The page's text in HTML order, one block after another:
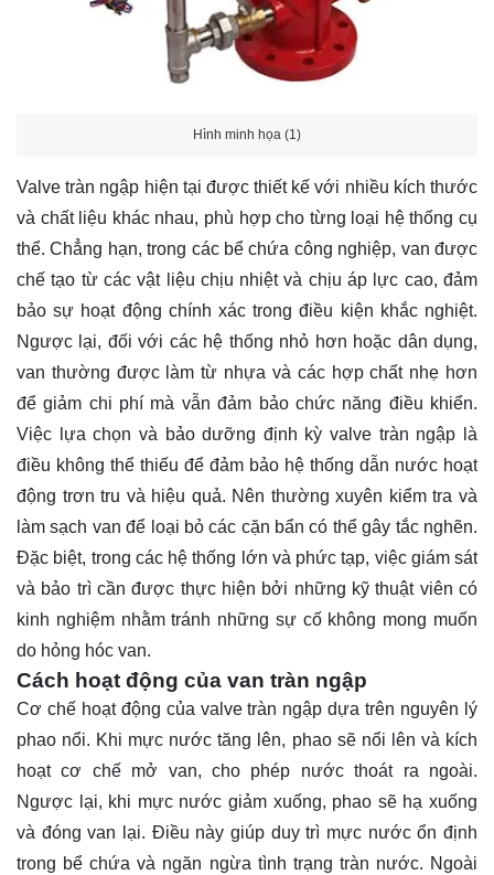
Hình minh họa (1)
Valve tràn ngập hiện tại được thiết kế với nhiều kích thước
và chất liệu khác nhau, phù hợp cho từng loại hệ thống cụ
thể. Chẳng hạn, trong các bể chứa công nghiệp, van được
chế tạo từ các vật liệu chịu nhiệt và chịu áp lực cao, đảm
bảo sự hoạt động chính xác trong điều kiện khắc nghiệt.
Ngược lại, đối với các hệ thống nhỏ hơn hoặc dân dụng,
van thường được làm từ nhựa và các hợp chất nhẹ hơn
để giảm chi phí mà vẫn đảm bảo chức năng điều khiển.
Việc lựa chọn và bảo dưỡng định kỳ valve tràn ngập là
điều không thể thiếu để đảm bảo hệ thống dẫn nước hoạt
động trơn tru và hiệu quả. Nên thường xuyên kiểm tra và
làm sạch van để loại bỏ các cặn bẩn có thể gây tắc nghẽn.
Đặc biệt, trong các hệ thống lớn và phức tạp, việc giám sát
và bảo trì cần được thực hiện bởi những kỹ thuật viên có
kinh nghiệm nhằm tránh những sự cố không mong muốn
do hỏng hóc van.
Cách hoạt động của van tràn ngập
Cơ chế hoạt động của valve tràn ngập dựa trên nguyên lý
phao nổi. Khi mực nước tăng lên, phao sẽ nổi lên và kích
hoạt cơ chế mở van, cho phép nước thoát ra ngoài.
Ngược lại, khi mực nước giảm xuống, phao sẽ hạ xuống
và đóng van lại. Điều này giúp duy trì mực nước ổn định
trong bể chứa và ngăn ngừa tình trạng tràn nước. Ngoài